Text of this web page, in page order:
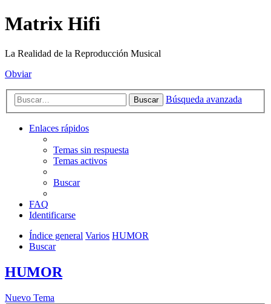
Matrix Hifi
La Realidad de la Reproducción Musical
Obviar
Buscar Búsqueda avanzada
Enlaces rápidos
Temas sin respuesta
Temas activos
Buscar
FAQ
Identificarse
Índice general Varios HUMOR
Buscar
HUMOR
Nuevo Tema